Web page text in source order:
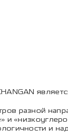
разной
и